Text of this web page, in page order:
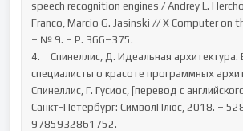
speech recognition engines / Andrey L.
Franco, Marcio G. Jasinski // X Computer on
– № 9. – P. 366–375.
4.	Спинеллис, Д. Идеальная архитектура. Ведущие
специалисты о красоте программных
Спинеллис, Г. Гусиос, [перевод с
Санкт-Петербург: СимволПлюс, 2018. –
9785932861752.